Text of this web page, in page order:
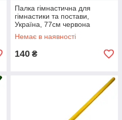
Палка гімнастична для
гімнастики та постави,
Україна, 77см червона
Немає в наявності
140 ₴